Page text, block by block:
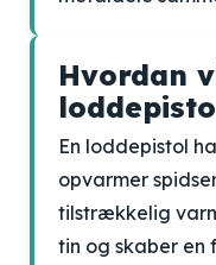
Hvordan
En loddepistol
opvarmer
tilstrækkelig
tin og skaber en